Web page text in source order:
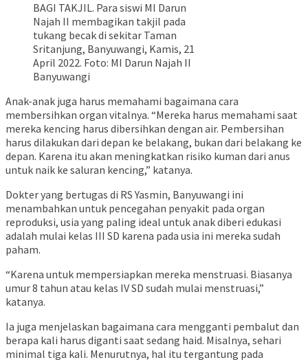
BAGI TAKJIL. Para siswi MI Darun
Najah II membagikan takjil pada
tukang becak di sekitar Taman
Sritanjung, Banyuwangi, Kamis, 21
April 2022. Foto: MI Darun Najah II
Banyuwangi
Anak-anak juga harus memahami bagaimana cara
membersihkan organ vitalnya. “Mereka harus memahami saat
mereka kencing harus dibersihkan dengan air. Pembersihan
harus dilakukan dari depan ke belakang, bukan dari belakang ke
depan. Karena itu akan meningkatkan risiko kuman dari anus
untuk naik ke saluran kencing,” katanya.
Dokter yang bertugas di RS Yasmin, Banyuwangi ini
menambahkan untuk pencegahan penyakit pada organ
reproduksi, usia yang paling ideal untuk anak diberi edukasi
adalah mulai kelas III SD karena pada usia ini mereka sudah
paham.
“Karena untuk mempersiapkan mereka menstruasi. Biasanya
umur 8 tahun atau kelas IV SD sudah mulai menstruasi,”
katanya.
Ia juga menjelaskan bagaimana cara mengganti pembalut dan
berapa kali harus diganti saat sedang haid. Misalnya, sehari
minimal tiga kali. Menurutnya, hal itu tergantung pada